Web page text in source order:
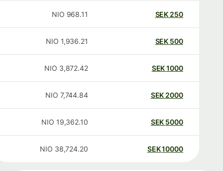
250
SEK
968.11
NIO
500
SEK
1,936.21
NIO
1000
SEK
3,872.42
NIO
2000
SEK
7,744.84
NIO
5000
SEK
19,362.10
NIO
10000
SEK
38,724.20
NIO